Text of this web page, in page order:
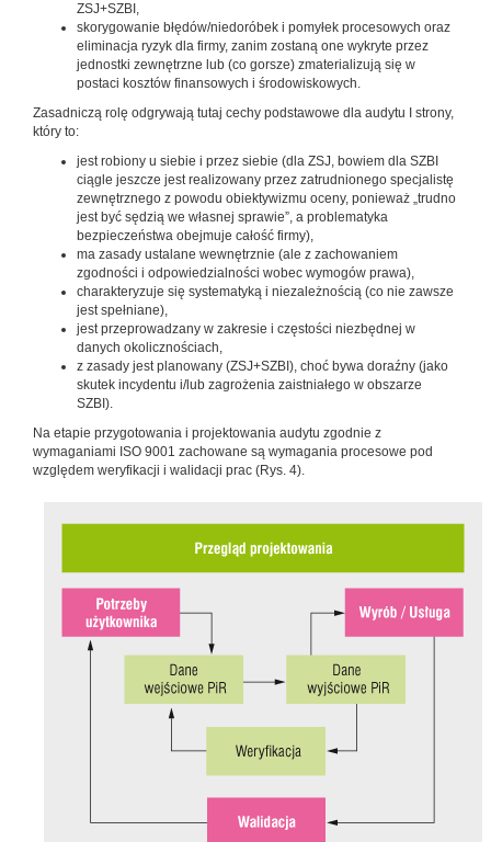
ZSJ+SZBI,
skorygowanie błędów/niedoróbek i pomyłek procesowych oraz
eliminacja ryzyk dla firmy, zanim zostaną one wykryte przez
jednostki zewnętrzne lub (co gorsze) zmaterializują się w
postaci kosztów finansowych i środowiskowych.
Zasadniczą rolę odgrywają tutaj cechy podstawowe dla audytu I strony,
który to:
jest robiony u siebie i przez siebie (dla ZSJ, bowiem dla SZBI
ciągle jeszcze jest realizowany przez zatrudnionego specjalistę
zewnętrznego z powodu obiektywizmu oceny, ponieważ „trudno
jest być sędzią we własnej sprawie”, a problematyka
bezpieczeństwa obejmuje całość firmy),
ma zasady ustalane wewnętrznie (ale z zachowaniem
zgodności i odpowiedzialności wobec wymogów prawa),
charakteryzuje się systematyką i niezależnością (co nie zawsze
jest spełniane),
jest przeprowadzany w zakresie i częstości niezbędnej w
danych okolicznościach,
z zasady jest planowany (ZSJ+SZBI), choć bywa doraźny (jako
skutek incydentu i/lub zagrożenia zaistniałego w obszarze
SZBI).
Na etapie przygotowania i projektowania audytu zgodnie z
wymaganiami ISO 9001 zachowane są wymagania procesowe pod
względem weryfikacji i walidacji prac (Rys. 4).